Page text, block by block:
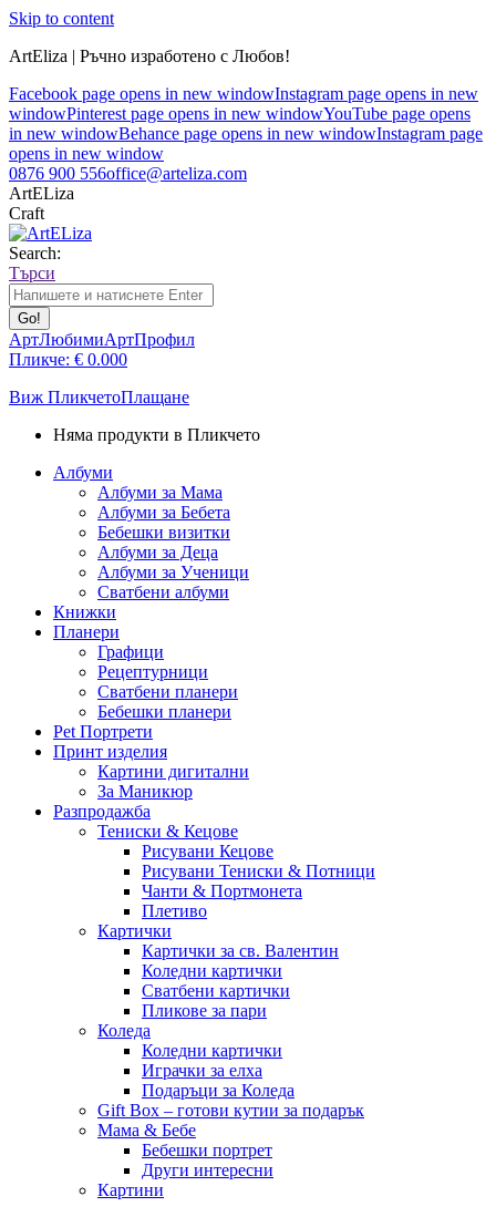
Skip to content
ArtEliza | Ръчно изработено с Любов!
Facebook page opens in new windowInstagram page opens in new
windowPinterest page opens in new windowYouTube page opens
in new windowBehance page opens in new windowInstagram page
opens in new window
0876 900 556office@arteliza.com
ArtELiza
Craft
Search:
Търси
АртЛюбимиАртПрофил
Пликче: € 0.000
Виж ПликчетоПлащане
Няма продукти в Пликчето
Албуми
Албуми за Мама
Албуми за Бебета
Бебешки визитки
Албуми за Деца
Албуми за Ученици
Сватбени албуми
Книжки
Планери
Графици
Рецептурници
Сватбени планери
Бебешки планери
Pet Портрети
Принт изделия
Картини дигитални
За Маникюр
Разпродажба
Тениски & Кецове
Рисувани Кецове
Рисувани Тениски & Потници
Чанти & Портмонета
Плетиво
Картички
Картички за св. Валентин
Коледни картички
Сватбени картички
Пликове за пари
Коледа
Коледни картички
Играчки за елха
Подаръци за Коледа
Gift Box – готови кутии за подарък
Мама & Бебе
Бебешки портрет
Други интересни
Картини